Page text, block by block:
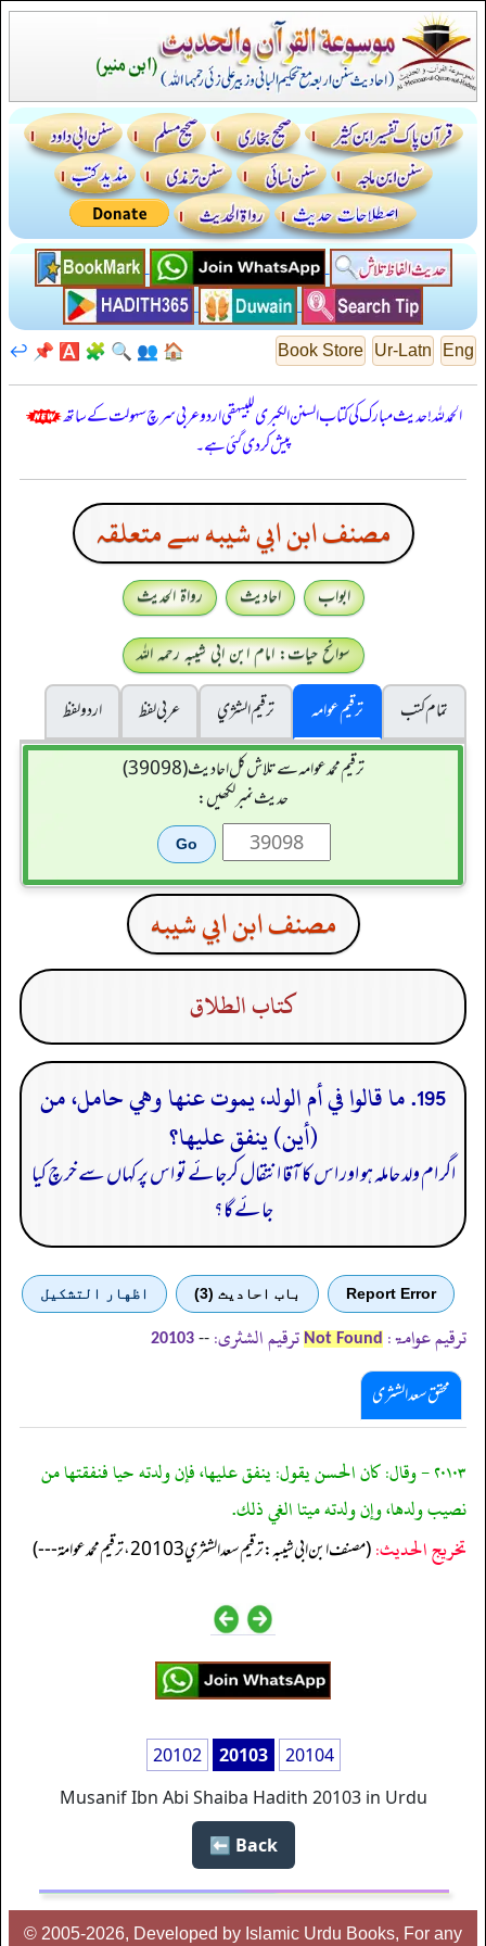
Eng
Ur-Latn
Book Store
🏠
👥
🔍
🧩
🅰️
📌
↩️
الحمدللہ! حدیث مبارک کی کتاب السنن الكبرى للبيهقي اردو عربی سرچ سہولت کے ساتھ
پیش کر دی گئی ہے۔
مصنف ابن ابي شيبه سے متعلقہ
ابواب احادیث
رواۃ الحدیث
سوانح حیات: امام ابن ابی شیبہ رحمہ اللہ
تمام کتب
ترقیم عوامہ ترقيم الشژي عربی لفظ
اردو لفظ
ترقیم محمدعوامہ سے تلاش کل احادیث (39098)
حدیث نمبر لکھیں:
مصنف ابن ابي شيبه
كتاب الطلاق
195. ما قالوا في أم الولد، يموت عنها وهي حامل، من
(أين) ينفق عليها؟
اگر ام ولد حاملہ ہو اور اس کا آقا انتقال کرجائے تو اس پر کہاں سے خرچ کیا
جائے گا؟
Report Error باب احادیث (3) اظهار التشكيل
ترقیم عوامۃ: Not Found ترقیم الشثری: --
20103
محقق سعد الشثری
٢٠١٠٣ - وقال: كان الحسن يقول: ينفق عليها، فإن ولدته حيا فنفقتها من
نصيب ولدها، وإن ولدته ميتا الغي ذلك.
تخریج الحدیث:(مصنف ابن ابي شيبه: ترقيم سعد الشثري 20103، ترقيم محمد عوامة ---)
20102 20103
20104
Musanif Ibn Abi Shaiba Hadith 20103 in Urdu
Back ⬅️
© 2005-2026, Developed by Islamic Urdu Books, For any